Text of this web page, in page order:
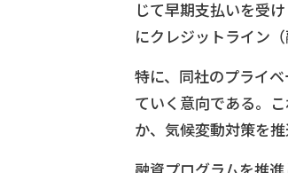
じて早期支払いを受
にクレジットライン
特に、同社のプライ
ていく意向である。
か、気候変動対策を